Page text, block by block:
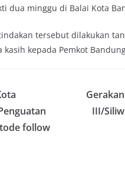
dua minggu di Balai Kota
tersebut dilakukan
kepada Pemkot
follow
III/